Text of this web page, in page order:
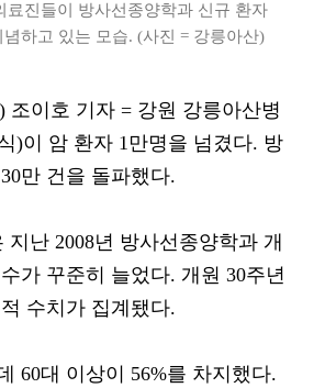
료진들이 방사선종양학과 신규 환자
하고 있는 모습. (사진 = 강릉아산)
조이호 기자 = 강원 강릉아산병
)이 암 환자 1만명을 넘겼다. 방
만 건을 돌파했다.
지난 2008년 방사선종양학과 개
가 꾸준히 늘었다. 개원 30주년
수치가 집계됐다.
60대 이상이 56%를 차지했다.